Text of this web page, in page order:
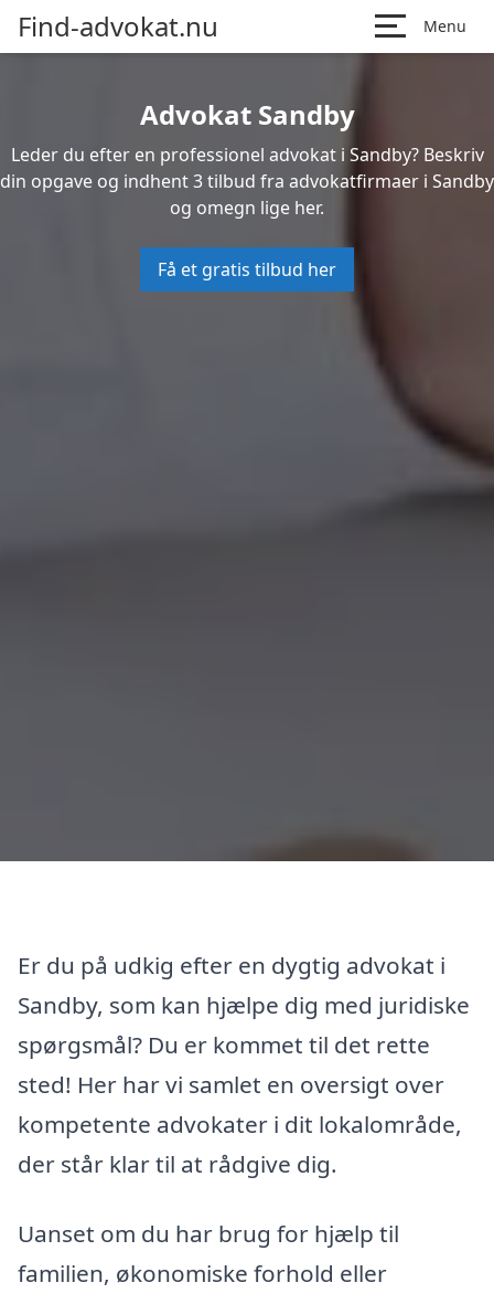
Find-advokat.nu Menu
Advokat Sandby
Leder du efter en professionel advokat i Sandby? Beskriv
din opgave og indhent 3 tilbud fra advokatfirmaer i Sandby
og omegn lige her.
Få et gratis tilbud her
Er du på udkig efter en dygtig advokat i
Sandby, som kan hjælpe dig med juridiske
spørgsmål? Du er kommet til det rette
sted! Her har vi samlet en oversigt over
kompetente advokater i dit lokalområde,
der står klar til at rådgive dig.
Uanset om du har brug for hjælp til
familien, økonomiske forhold eller